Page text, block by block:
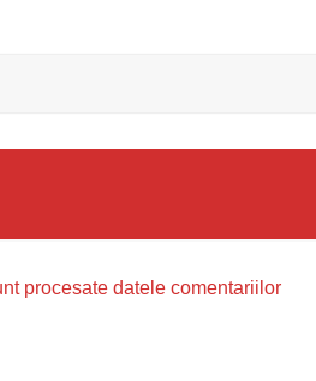
procesate datele comentariilor